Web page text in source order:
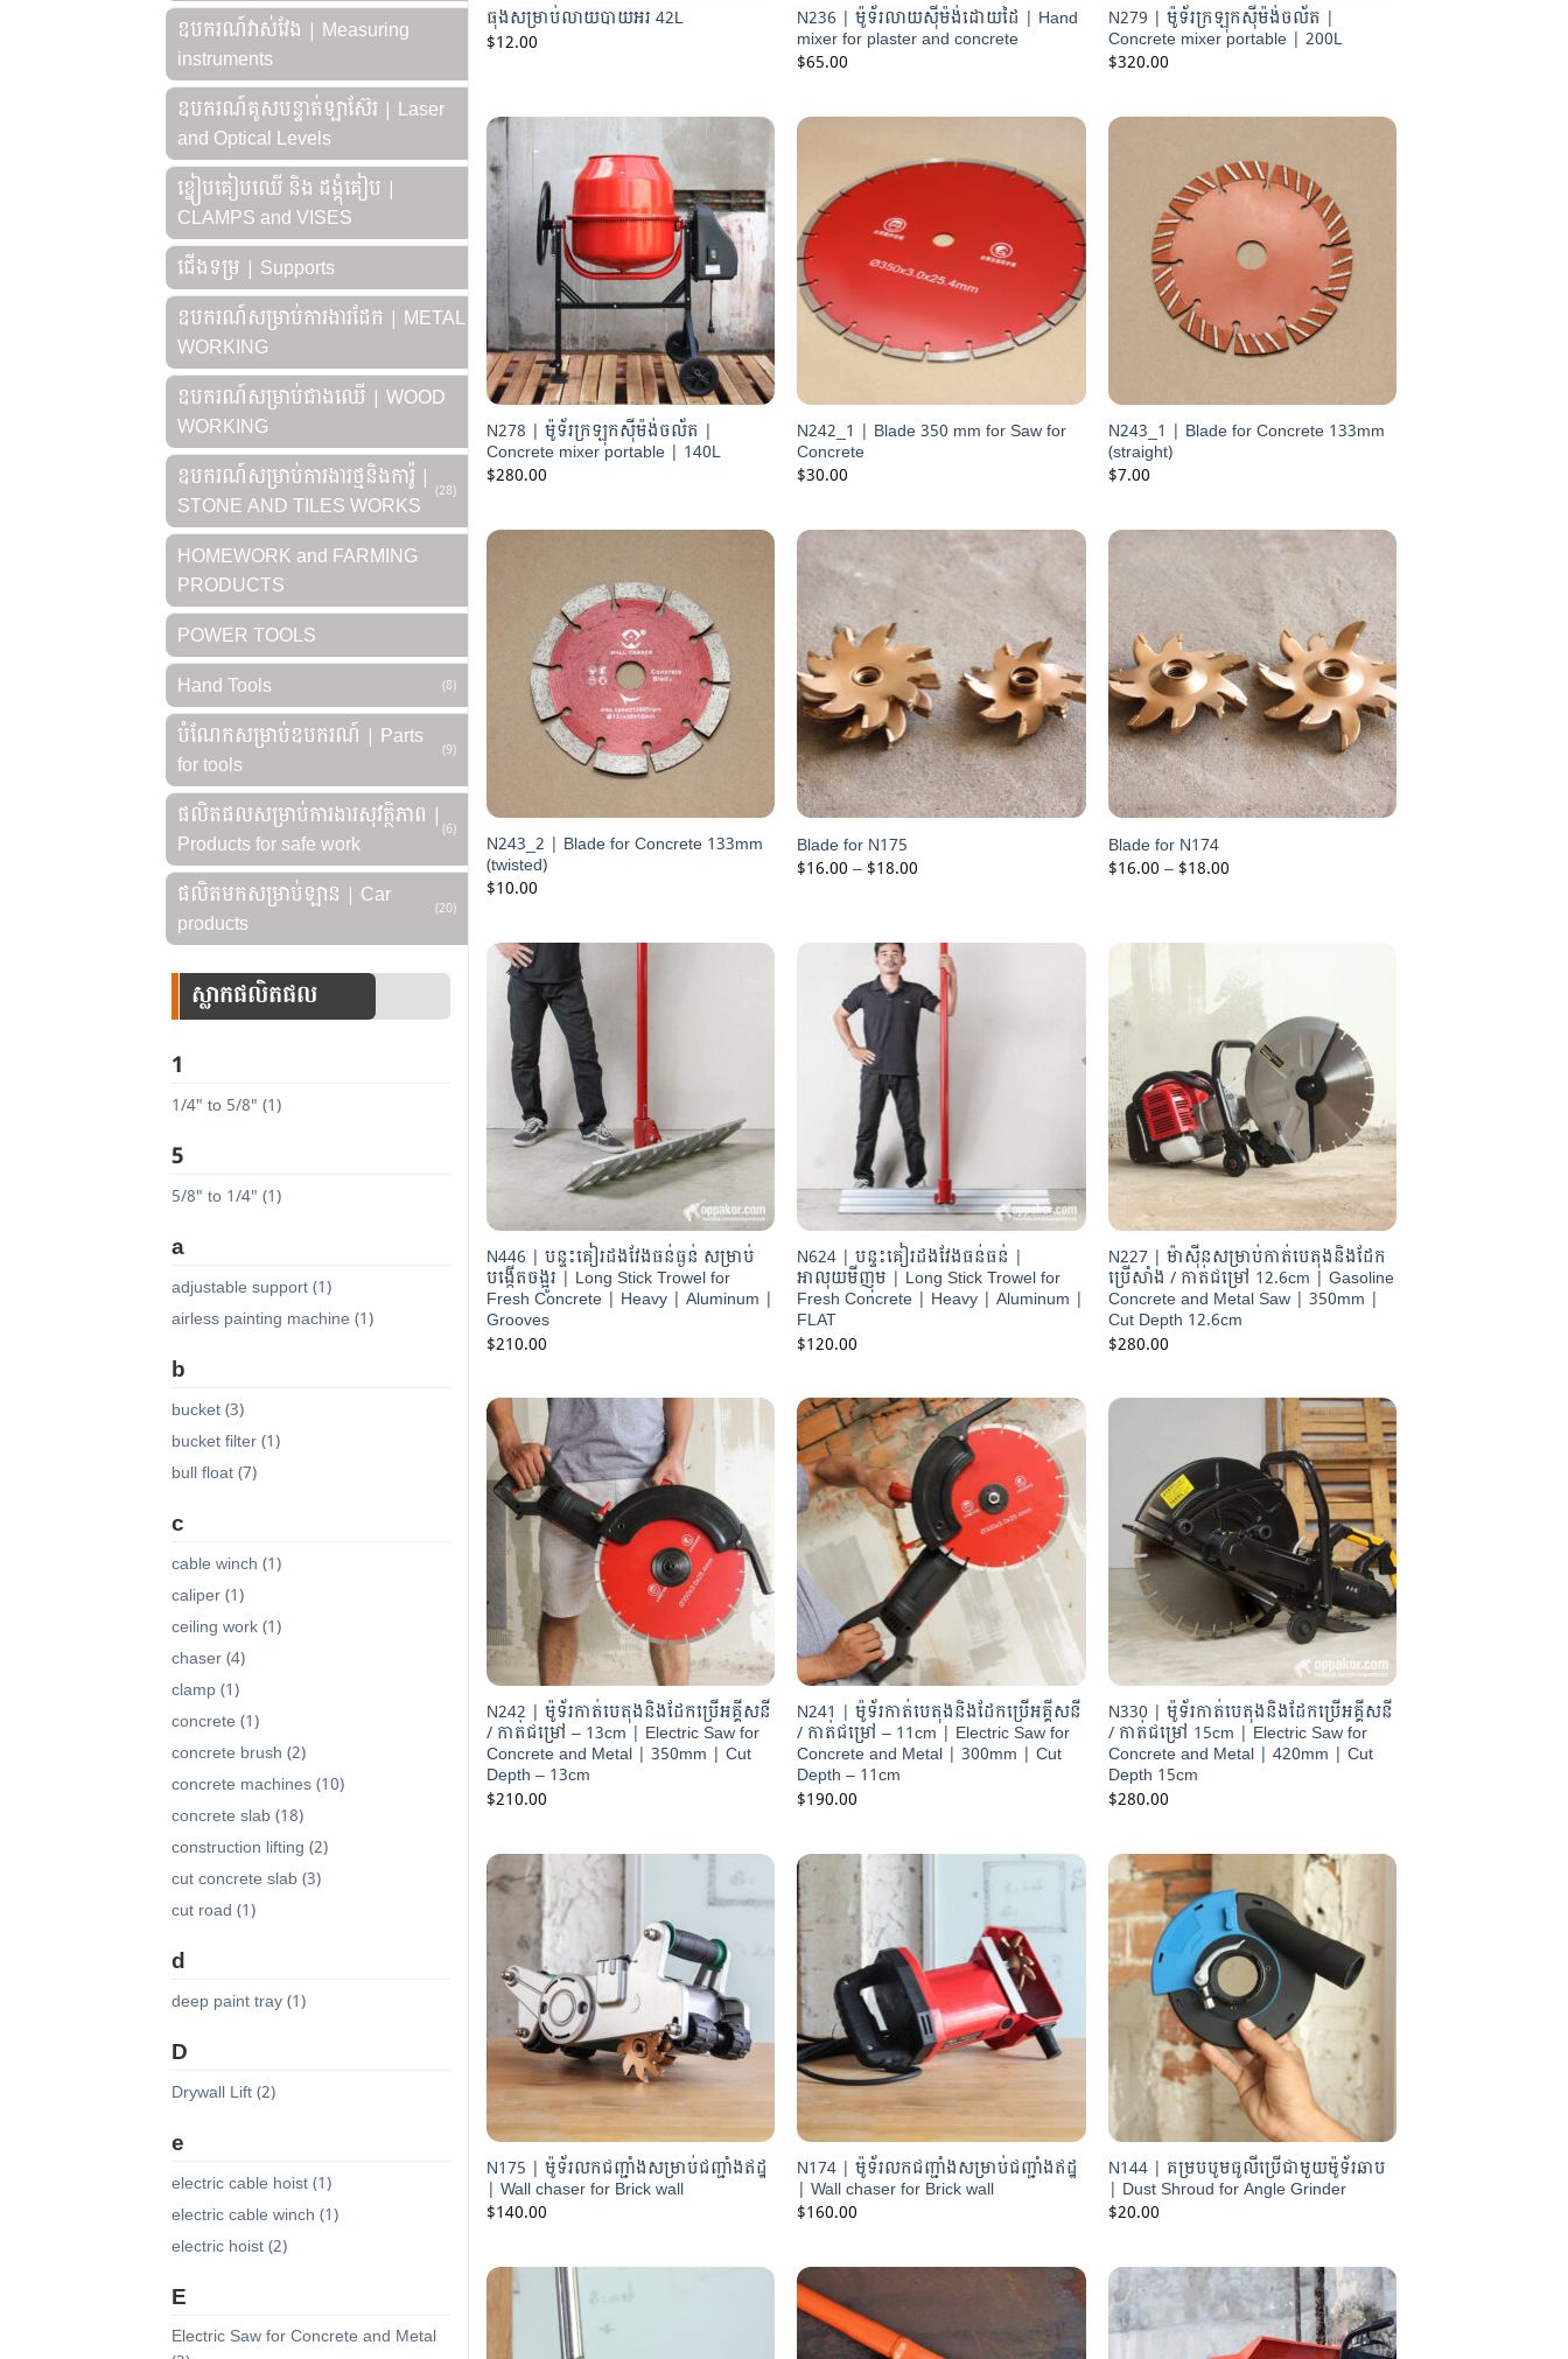
ឧបករណ៍វាស់វែង | Measuring
instruments
ឧបករណ៍គូសបន្ទាត់ឡាស៊ែរ | Laser
and Optical Levels
ខ្នៀបគៀបឈើ និង ដង្គុំគៀប |
CLAMPS and VISES
ជើងទម្រ | Supports
ឧបករណ៍សម្រាប់ការងារដែក | METAL
WORKING
ឧបករណ៍សម្រាប់ជាងឈើ | WOOD
WORKING
ឧបករណ៍សម្រាប់ការងារថ្មនិងការ៉ូ |
STONE AND TILES WORKS
(28)
HOMEWORK and FARMING
PRODUCTS
POWER TOOLS
Hand Tools
(8)
បំណែកសម្រាប់ឧបករណ៍ | Parts
for tools
(9)
ផលិតផលសម្រាប់ការងារសុវត្ថិភាព |
Products for safe work
(6)
ផលិតមកសម្រាប់ឡាន | Car
products
(20)
ស្លាកផលិតផល
1
1/4" to 5/8" (1)
5
5/8" to 1/4" (1)
a
adjustable support (1)
airless painting machine (1)
b
bucket (3)
bucket filter (1)
bull float (7)
c
cable winch (1)
caliper (1)
ceiling work (1)
chaser (4)
clamp (1)
concrete (1)
concrete brush (2)
concrete machines (10)
concrete slab (18)
construction lifting (2)
cut concrete slab (3)
cut road (1)
d
deep paint tray (1)
D
Drywall Lift (2)
e
electric cable hoist (1)
electric cable winch (1)
electric hoist (2)
E
Electric Saw for Concrete and Metal
ធុងសម្រាប់លាយបាយអរ 42L
$12.00
N236 | ម៉ូទ័រលាយស៊ីម៉ង់ដោយដៃ | Hand
mixer for plaster and concrete
$65.00
N279 | ម៉ូទ័រក្រឡុកស៊ីម៉ង់ចល័ត |
Concrete mixer portable | 200L
$320.00
N278 | ម៉ូទ័រក្រឡុកស៊ីម៉ង់ចល័ត |
Concrete mixer portable | 140L
$280.00
N242_1 | Blade 350 mm for Saw for
Concrete
$30.00
N243_1 | Blade for Concrete 133mm
(straight)
$7.00
N243_2 | Blade for Concrete 133mm
(twisted)
$10.00
Blade for N175
$16.00 –$18.00
Blade for N174
$16.00–$18.00
N446 | បន្ទះគៀរដងវែងធន់ធ្ងន់ សម្រាប់
បង្កើតចង្អូរ | Long Stick Trowel for
Fresh Concrete | Heavy | Aluminum |
Grooves
$210.00
N624 | បន្ទះគៀរដងវែងធន់ធន់ |
អាលុយមីញុម | Long Stick Trowel for
Fresh Concrete | Heavy | Aluminum |
FLAT
$120.00
N227 | ម៉ាស៊ីនសម្រាប់កាត់បេតុងនិងដែក
ប្រើសាំង / កាត់ជម្រៅ 12.6cm | Gasoline
Concrete and Metal Saw | 350mm |
Cut Depth 12.6cm
$280.00
N242 | ម៉ូទ័រកាត់បេតុងនិងដែកប្រើអគ្គីសនី
/ កាត់ជម្រៅ – 13cm | Electric Saw for
Concrete and Metal | 350mm | Cut
Depth – 13cm
$210.00
N241 | ម៉ូទ័រកាត់បេតុងនិងដែកប្រើអគ្គីសនី
/ កាត់ជម្រៅ – 11cm | Electric Saw for
Concrete and Metal | 300mm | Cut
Depth – 11cm
$190.00
N330 | ម៉ូទ័រកាត់បេតុងនិងដែកប្រើអគ្គីសនី
/ កាត់ជម្រៅ 15cm | Electric Saw for
Concrete and Metal | 420mm | Cut
Depth 15cm
$280.00
N175 | ម៉ូទ័រលកជញ្ជាំងសម្រាប់ជញ្ជាំងឥដ្ឋ
| Wall chaser for Brick wall
$140.00
N174 | ម៉ូទ័រលកជញ្ជាំងសម្រាប់ជញ្ជាំងឥដ្ឋ
| Wall chaser for Brick wall
$160.00
N144 | គម្របបូមធូលីប្រើជាមួយម៉ូទ័រឆាប
| Dust Shroud for Angle Grinder
$20.00